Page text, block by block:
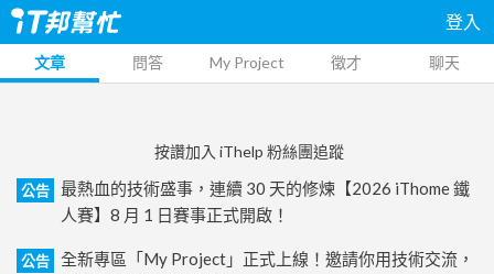
登入
文章 問答 My Project 徵才 聊天
按讚加入 iThelp 粉絲團追蹤
公告
最熱血的技術盛事，連續 30 天的修煉【2026 iThome 鐵
人賽】8 月 1 日賽事正式開啟！
公告
全新專區「My Project」正式上線！邀請你用技術交流，